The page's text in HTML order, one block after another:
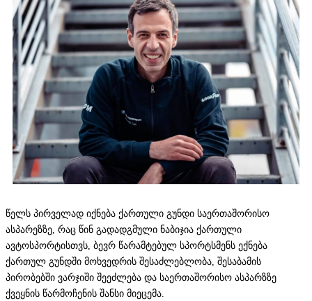
წელს პირველად იქნება ქართული გუნდი საერთაშორისო
ასპარეზზე, რაც წინ გადადგმული ნაბიჯია ქართული
ავტოსპორტისთვს, ბევრ წარამტებულ სპორტსმენს ექნება
ქართულ გუნდში მოხვედრის შესაძლებლობა, შესაბამის
პირობებში ვარჯიში შეეძლება და საერთაშორისო ასპარზზე
ქვეყნის წარმოჩენის შანსი მიეცემა.